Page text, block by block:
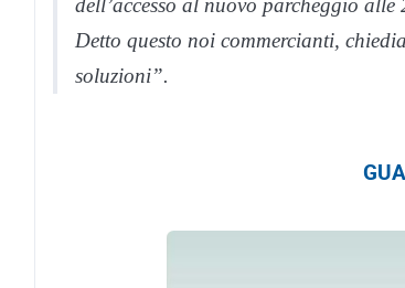
dell’accesso al nuovo parcheggio
Detto questo noi commercianti,
soluzioni”.